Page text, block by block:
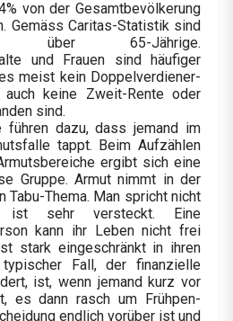
von der Gesamtbevölkerung
Gemäss Caritas-Statistik sind
über 65-Jährige.
und Frauen sind häufiger
meist kein Doppelverdiener-
keine Zweit-Rente oder
sind.
führen dazu, dass jemand im
tappt. Beim Aufzählen
ergibt sich eine
Gruppe. Armut nimmt in der
Tabu-Thema. Man spricht nicht
ist sehr versteckt. Eine
kann ihr Leben nicht frei
stark eingeschränkt in ihren
typischer Fall, der finanzielle
ist, wenn jemand kurz vor
es dann rasch um Frühpen­
endlich vorüber ist und